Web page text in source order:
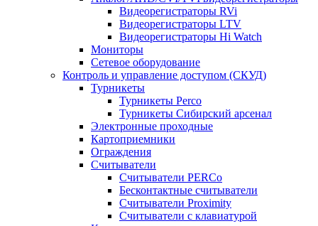
Видеорегистраторы RVi
Видеорегистраторы LTV
Видеорегистраторы Hi Watch
Мониторы
Сетевое оборудование
Контроль и управление доступом (СКУД)
Турникеты
Турникеты Perco
Турникеты Сибирский арсенал
Электронные проходные
Картоприемники
Ограждения
Считыватели
Считыватели PERCo
Бесконтактные считыватели
Считыватели Proximity
Считыватели с клавиатурой